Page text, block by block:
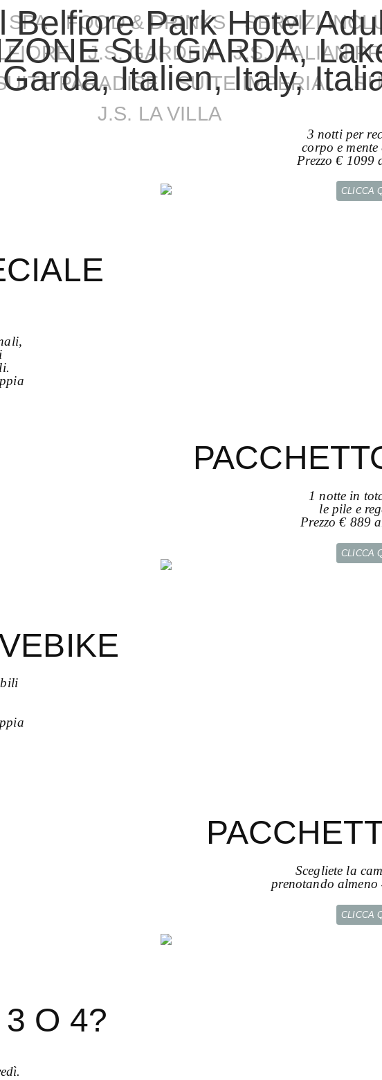
SPA FOOD & DRINKS SERVIZI
J.S. GARDEN
J.S. ITALIAN
PARADISE SUITE IMPERIAL
J.S. LA VILLA
3 notti per
corpo e
Prezzo € 1099
CLICCA
1 notte in
le pile e
Prezzo € 889
CLICCA
Scegliete la
prenotando
CLICCA
O 4?